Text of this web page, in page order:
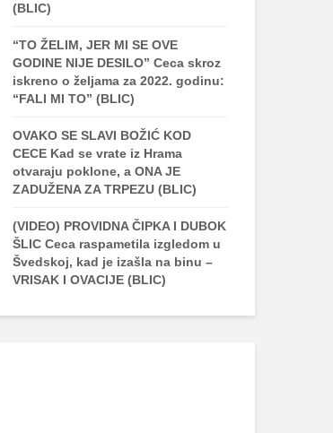
(BLIC)
“TO ŽELIM, JER MI SE OVE
GODINE NIJE DESILO” Ceca skroz
iskreno o željama za 2022. godinu:
“FALI MI TO” (BLIC)
OVAKO SE SLAVI BOŽIĆ KOD
CECE Kad se vrate iz Hrama
otvaraju poklone, a ONA JE
ZADUŽENA ZA TRPEZU (BLIC)
(VIDEO) PROVIDNA ČIPKA I DUBOK
ŠLIC Ceca raspametila izgledom u
Švedskoj, kad je izašla na binu –
VRISAK I OVACIJE (BLIC)